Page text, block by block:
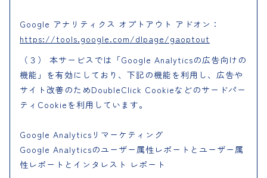
Google アナリティクス オプトアウト アドオン：
https://tools.google.com/dlpage/gaoptout
（３） 本サービスでは「Google Analyticsの広告向けの
機能」を有効にしており、下記の機能を利用し、広告や
サイト改善のためDoubleClick Cookieなどのサードパー
ティCookieを利用しています。
Google Analyticsリマーケティング
Google Analyticsのユーザー属性レポートとユーザー属
性レポートとインタレスト レポート